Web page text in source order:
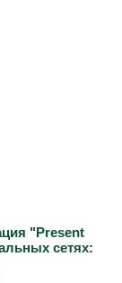
"Present
сетях: